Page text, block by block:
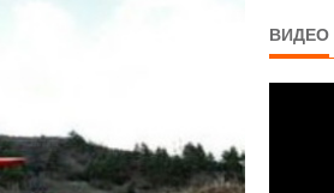
ВИДЕО